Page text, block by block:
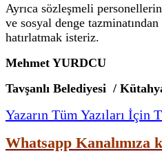
Ayrıca sözleşmeli
ve sosyal denge
hatırlatmak isteriz.
Mehmet YURDCU
Tavşanlı Belediyesi /
Yazarın Tüm Yazıları İçin
Whatsapp Kanalımıza